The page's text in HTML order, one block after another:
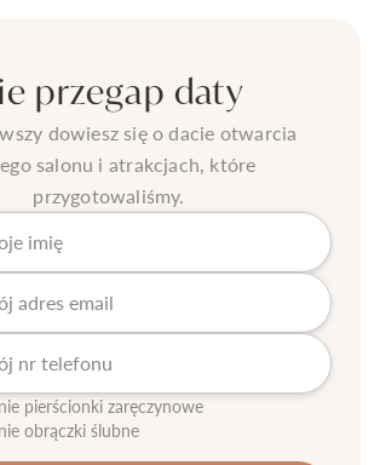
przegap daty
dowiesz się o dacie otwarcia
salonu i atrakcjach, które
przygotowaliśmy.
pierścionki zaręczynowe
obrączki ślubne